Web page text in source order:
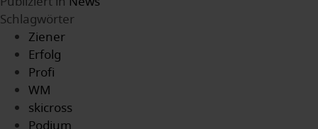
Schlagwörter
Ziener
Erfolg
Profi
WM
skicross
Podium